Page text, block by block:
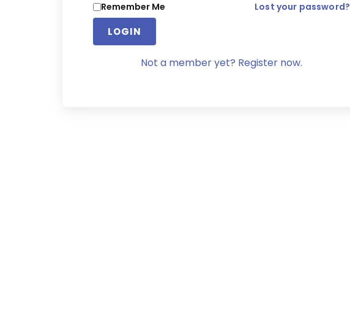
Remember Me Lost your password?
LOGIN
Not a member yet? Register now.